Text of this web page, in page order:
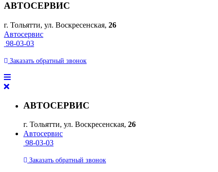
АВТОСЕРВИС
г. Тольятти, ул. Воскресенская, 26
Автосервис
98-03-03
Заказать обратный звонок
АВТОСЕРВИС
г. Тольятти, ул. Воскресенская, 26
Автосервис
98-03-03
Заказать обратный звонок